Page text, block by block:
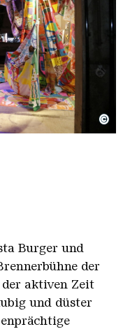
©
Burger und
der
der aktiven Zeit
und düster